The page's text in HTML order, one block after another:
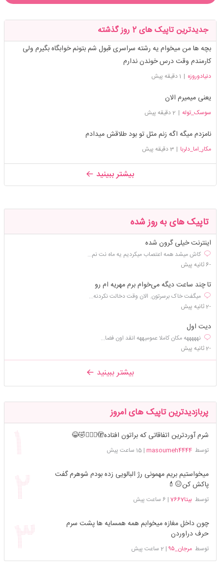
جدیدترین تاپیک های 2 روز گذشته
بچه ها من میخوام یه رشته سراسری قبول شم بتونم خوابگاه بگیرم ولی
کارمندم وقت درس خوندن ندارم
دنیادوروزه | 1 دقیقه پیش
یعنی میمیرم الان
سوسک_توله | 2 دقیقه پیش
نامزدم میگه اگه زنم مثل تو بود طلاقش میدادم
مکار_اما_دلربا | 3 دقیقه پیش
بیشتر ببینید
تاپیک های به روز شده
اینترنت خیلی گرون شده
کاش میشد همه اعتصاب میکردیم یه ماه نت نم...
-6 ثانیه پیش
تا چند ساعت دیگه می‌خوام برم مهریه ام رو
میگفت خاک برسرتون. الان وقت دخالت نکردنه...
-2 ثانیه پیش
دیت اول
نهههههه مکان کاملا عمومیههه انقد اون فضا...
-2 ثانیه پیش
بیشتر ببینید
پربازدیدترین تاپیک های امروز
شرم آوردترین اتفاقاتی که براتون افتاده🫣🤦🏻‍♀️🤣😂
توسطmasoumeh4444
|15 ساعت پیش
میخواستیم بریم مهمونی رژ البالویی زده بودم شوهرم گفت
پاکش کن😑💄
توسطبیتا7667 | 6 ساعت پیش
چون داخل مغازه میخوابم همه همسایه ها پشت سرم
حرف دراوردن
توسطمرجان_۹۵ | 2 ساعت پیش